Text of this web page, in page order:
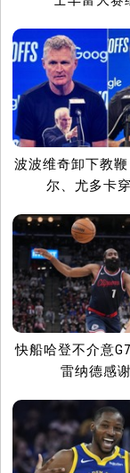
波波维奇卸下教
尔、尤多卡
快船哈登不介意
雷纳德感